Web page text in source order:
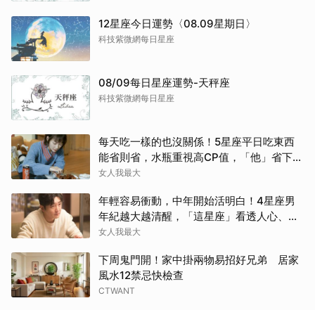
12星座今日運勢〈08.09星期日〉
科技紫微網每日星座
08/09每日星座運勢-天秤座
科技紫微網每日星座
每天吃一樣的也沒關係！5星座平日吃東西
能省則省，水瓶重視高CP值，「他」省下來
吃大餐
女人我最大
年輕容易衝動，中年開始活明白！4星座男
年紀越大越清醒，「這星座」看透人心、不
再討好任何人
女人我最大
下周鬼門開！家中掛兩物易招好兄弟 居家
風水12禁忌快檢查
CTWANT